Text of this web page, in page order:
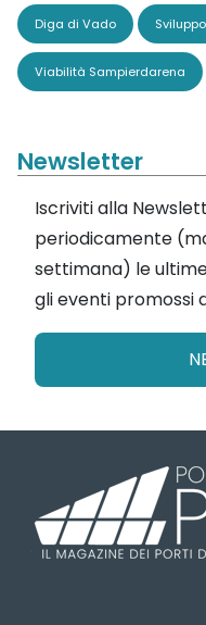
Diga di Vado
Viabilità Sampierdarena
Newsletter
Iscriviti alla
periodicamente
settimana) le
gli eventi promossi